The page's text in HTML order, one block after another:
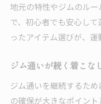
地元の特性やジムのル
で、初心者でも安心し
ったアイテム選びが、運
ジム通いが続く着こな
ジム通いを継続するた
の確保が大きなポイン